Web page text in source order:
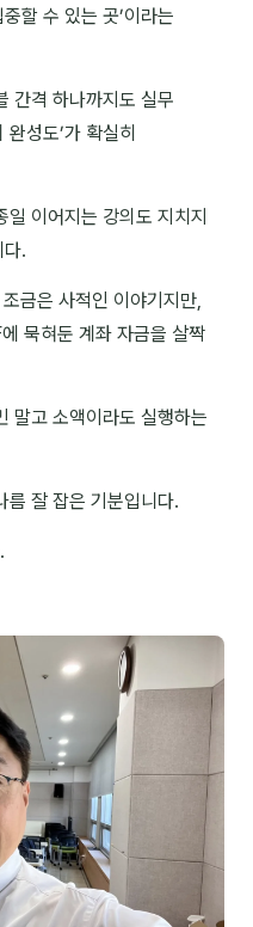
할 수 있는 곳’이라는
간격 하나까지도 실무
성도’가 확실히
이어지는 강의도 지치지
.
금은 사적인 이야기지만,
묵혀둔 계좌 자금을 살짝
말고 소액이라도 실행하는
름 잘 잡은 기분입니다.